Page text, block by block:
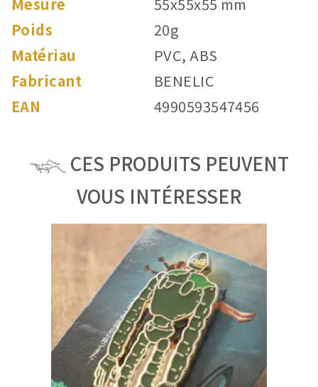
Poids
20g
Matériau
PVC, ABS
Fabricant
BENELIC
EAN
4990593547456
CES PRODUITS PEUVENT
VOUS INTÉRESSER